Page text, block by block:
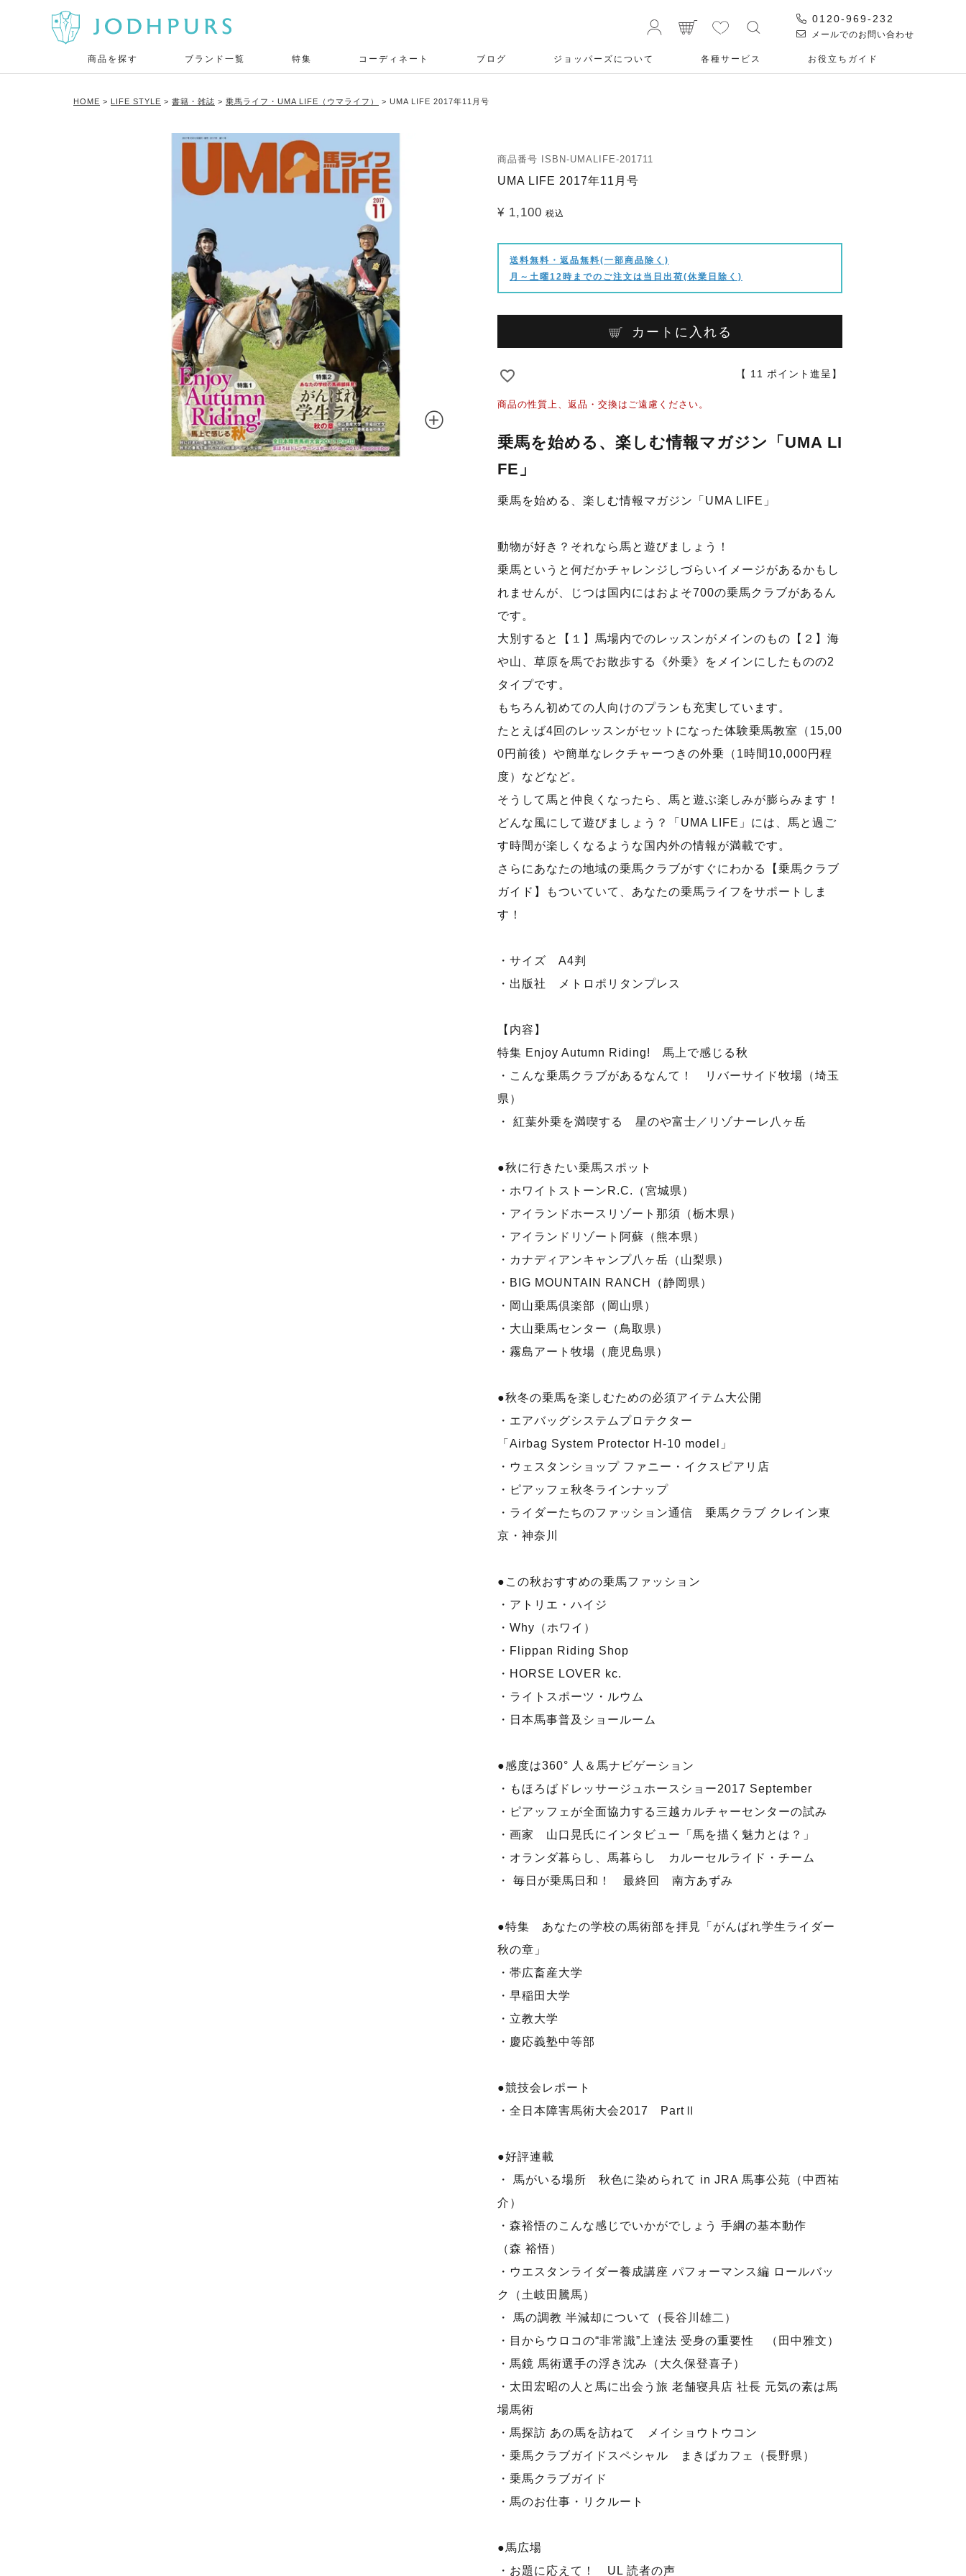
0120-969-232
メールでのお問い合わせ
商品を探す ブランド一覧 特集 コーディネート ブログ ジョッパーズについて 各種サービス お役⽴ちガイド
HOME LIFE STYLE 書籍・雑誌 乗馬ライフ・UMA LIFE（ウマライフ） UMA LIFE 2017年11月号
商品番号 ISBN-UMALIFE-201711
UMA LIFE 2017年11月号
¥ 1,100 税込
送料無料・返品無料(一部商品除く)
月～土曜12時までのご注文は当日出荷(休業日除く)
カートに入れる
【 11 ポイント進呈】
商品の性質上、返品・交換はご遠慮ください。
乗馬を始める、楽しむ情報マガジン「UMA LI
FE」
乗馬を始める、楽しむ情報マガジン「UMA LIFE」
動物が好き？それなら馬と遊びましょう！
乗馬というと何だかチャレンジしづらいイメージがあるかもし
れませんが、じつは国内にはおよそ700の乗馬クラブがあるん
です。
大別すると【１】馬場内でのレッスンがメインのもの【２】海
や山、草原を馬でお散歩する《外乗》をメインにしたものの2
タイプです。
もちろん初めての人向けのプランも充実しています。
たとえば4回のレッスンがセットになった体験乗馬教室（15,00
0円前後）や簡単なレクチャーつきの外乗（1時間10,000円程
度）などなど。
そうして馬と仲良くなったら、馬と遊ぶ楽しみが膨らみます！
どんな風にして遊びましょう？「UMA LIFE」には、馬と過ご
す時間が楽しくなるような国内外の情報が満載です。
さらにあなたの地域の乗馬クラブがすぐにわかる【乗馬クラブ
ガイド】もついていて、あなたの乗馬ライフをサポートしま
す！
・サイズ A4判
・出版社 メトロポリタンプレス
【内容】
特集 Enjoy Autumn Riding! 馬上で感じる秋
・こんな乗馬クラブがあるなんて！ リバーサイド牧場（埼玉
県）
・ 紅葉外乗を満喫する 星のや富士／リゾナーレ八ヶ岳
●秋に行きたい乗馬スポット
・ホワイトストーンR.C.（宮城県）
・アイランドホースリゾート那須（栃木県）
・アイランドリゾート阿蘇（熊本県）
・カナディアンキャンプ八ヶ岳（山梨県）
・BIG MOUNTAIN RANCH（静岡県）
・岡山乗馬倶楽部（岡山県）
・大山乗馬センター（鳥取県）
・霧島アート牧場（鹿児島県）
●秋冬の乗馬を楽しむための必須アイテム大公開
・エアバッグシステムプロテクター
「Airbag System Protector H-10 model」
・ウェスタンショップ ファニー・イクスピアリ店
・ピアッフェ秋冬ラインナップ
・ライダーたちのファッション通信 乗馬クラブ クレイン東
京・神奈川
●この秋おすすめの乗馬ファッション
・アトリエ・ハイジ
・Why（ホワイ）
・Flippan Riding Shop
・HORSE LOVER kc.
・ライトスポーツ・ルウム
・日本馬事普及ショールーム
●感度は360° 人＆馬ナビゲーション
・もほろばドレッサージュホースショー2017 September
・ピアッフェが全面協力する三越カルチャーセンターの試み
・画家 山口晃氏にインタビュー「馬を描く魅力とは？」
・オランダ暮らし、馬暮らし カルーセルライド・チーム
・ 毎日が乗馬日和！ 最終回 南方あずみ
●特集 あなたの学校の馬術部を拝見「がんばれ学生ライダー
秋の章」
・帯広畜産大学
・早稲田大学
・立教大学
・慶応義塾中等部
●競技会レポート
・全日本障害馬術大会2017 PartⅡ
●好評連載
・ 馬がいる場所 秋色に染められて in JRA 馬事公苑（中西祐
介）
・森裕悟のこんな感じでいかがでしょう 手綱の基本動作
（森 裕悟）
・ウエスタンライダー養成講座 パフォーマンス編 ロールバッ
ク（土岐田騰馬）
・ 馬の調教 半減却について（長谷川雄二）
・目からウロコの“非常識”上達法 受身の重要性 （田中雅文）
・馬鏡 馬術選手の浮き沈み（大久保登喜子）
・太田宏昭の人と馬に出会う旅 老舗寝具店 社長 元気の素は馬
場馬術
・馬探訪 あの馬を訪ねて メイショウトウコン
・乗馬クラブガイドスペシャル まきばカフェ（長野県）
・乗馬クラブガイド
・馬のお仕事・リクルート
●馬広場
・お題に応えて！ UL 読者の声